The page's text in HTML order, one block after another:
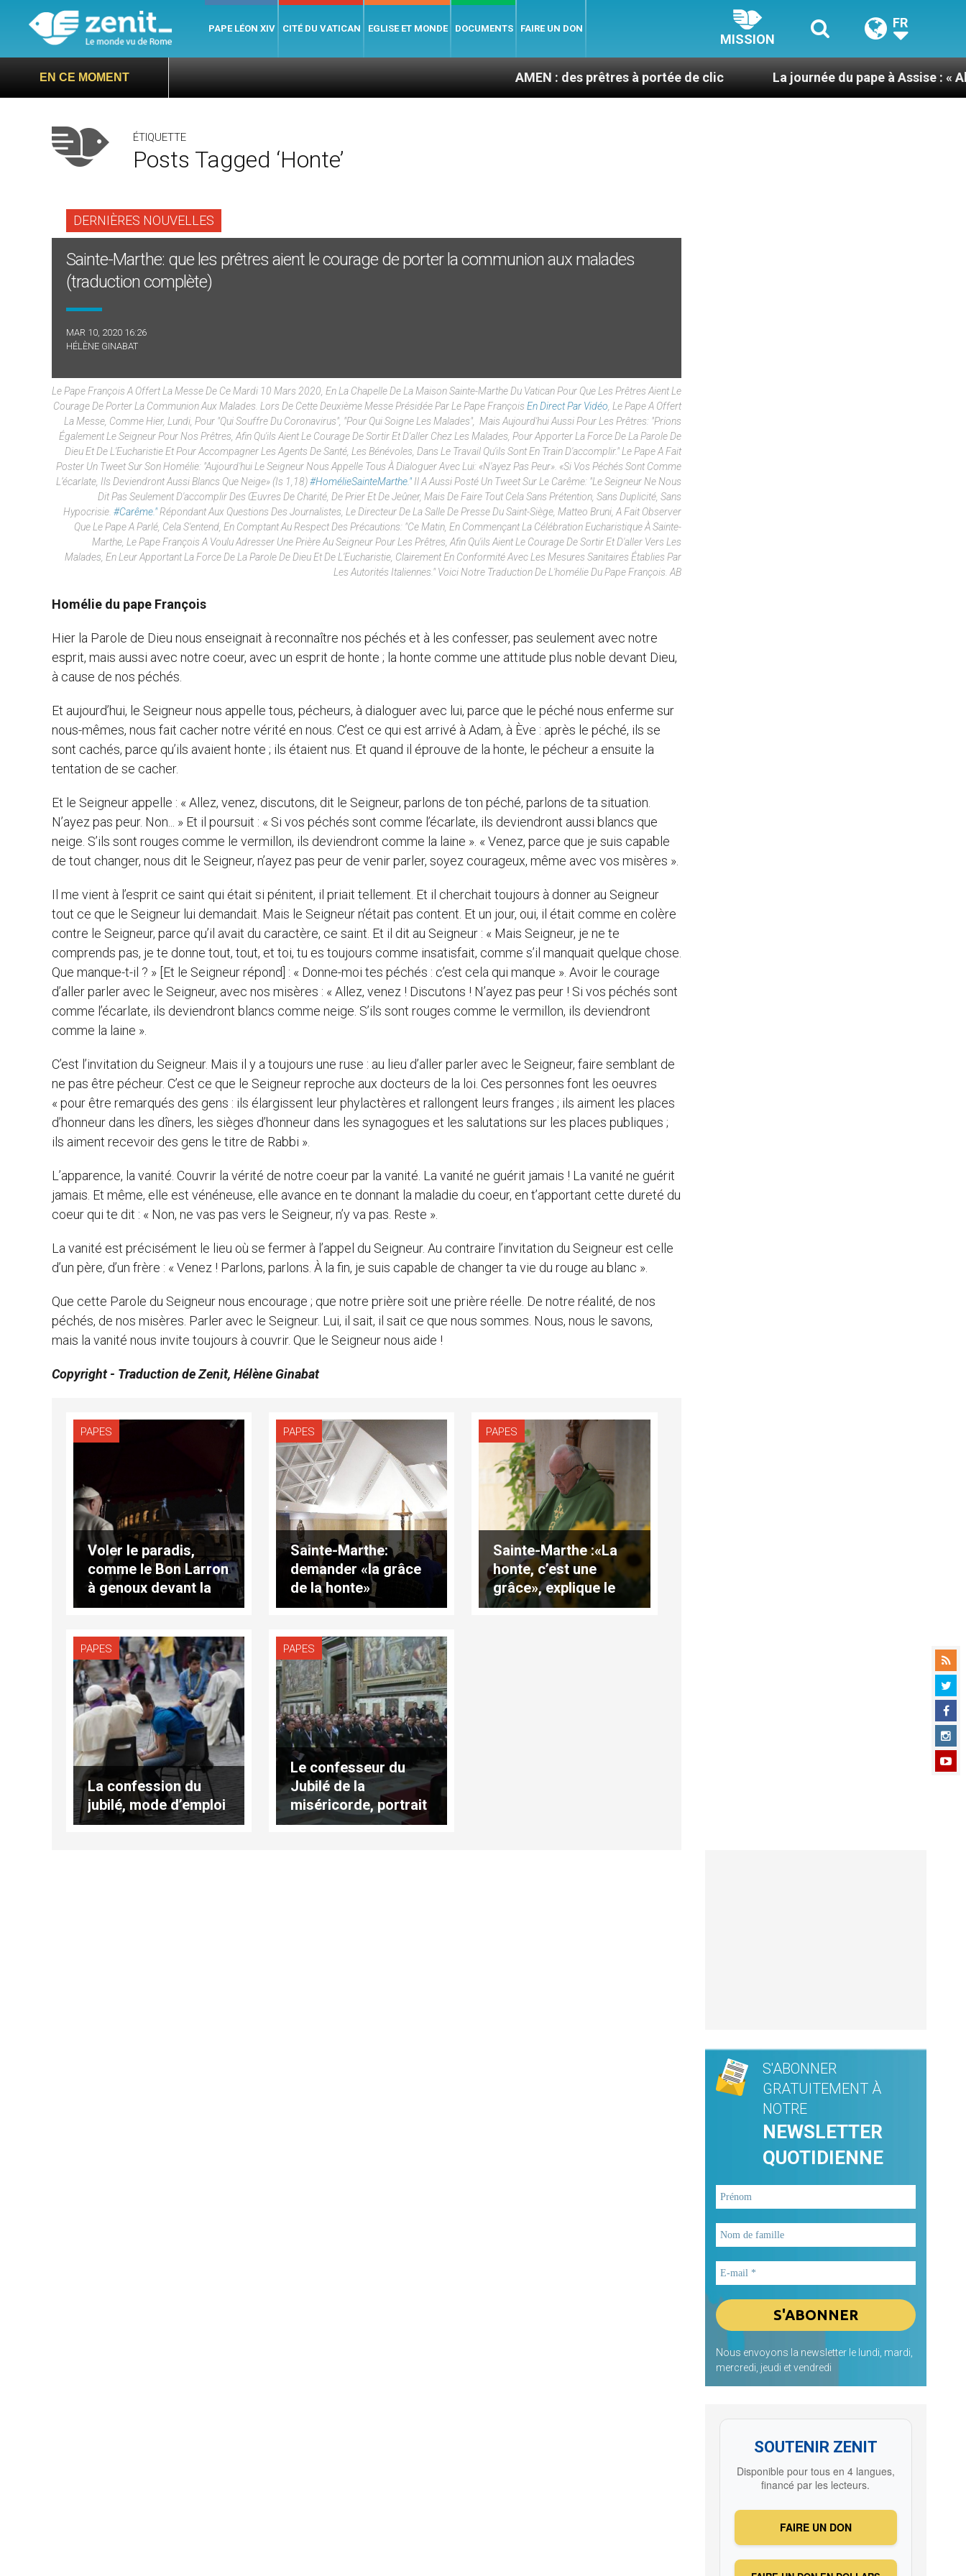
PAPE LÉON XIV CITÉ DU VATICAN EGLISE ET MONDE DOCUMENTS FAIRE UN DON
MISSION
FR
EN CE MOMENT AMEN : des prêtres à portée de clic La journée du pape à Assise : « Allons-y !
ÉTIQUETTE
Posts Tagged ‘honte’
DERNIÈRES NOUVELLES
Sainte-Marthe: que les prêtres aient le courage de porter la communion aux malades
(traduction complète)
MAR 10, 2020 16:26
HÉLÈNE GINABAT
Le Pape François A Offert La Messe De Ce Mardi 10 Mars 2020, En La Chapelle De La Maison Sainte-Marthe Du Vatican Pour Que Les Prêtres Aient Le
Courage De Porter La Communion Aux Malades. Lors De Cette Deuxième Messe Présidée Par Le Pape François En Direct Par Vidéo , Le Pape A Offert
La Messe, Comme Hier, Lundi, Pour "qui Souffre Du Coronavirus", "pour Qui Soigne Les Malades", Mais Aujourd'hui Aussi Pour Les Prêtres: "Prions
Également Le Seigneur Pour Nos Prêtres, Afin Qu'ils Aient Le Courage De Sortir Et D'aller Chez Les Malades, Pour Apporter La Force De La Parole De
Dieu Et De L'Eucharistie Et Pour Accompagner Les Agents De Santé, Les Bénévoles, Dans Le Travail Qu'ils Sont En Train D'accomplir." Le Pape A Fait
Poster Un Tweet Sur Son Homélie: "Aujourd'hui Le Seigneur Nous Appelle Tous À Dialoguer Avec Lui: «N'ayez Pas Peur». «Si Vos Péchés Sont Comme
L’écarlate, Ils Deviendront Aussi Blancs Que Neige» (Is 1,18)#HomélieSainteMarthe." Il A Aussi Posté Un Tweet Sur Le Carême: "Le Seigneur Ne Nous
Dit Pas Seulement D'accomplir Des Œuvres De Charité, De Prier Et De Jeûner, Mais De Faire Tout Cela Sans Prétention, Sans Duplicité, Sans
Hypocrisie. #Carême."Répondant Aux Questions Des Journalistes, Le Directeur De La Salle De Presse Du Saint-Siège, Matteo Bruni, A Fait Observer
Que Le Pape A Parlé, Cela S'entend, En Comptant Au Respect Des Précautions: "Ce Matin, En Commençant La Célébration Eucharistique À Sainte-
Marthe, Le Pape François A Voulu Adresser Une Prière Au Seigneur Pour Les Prêtres, Afin Qu'ils Aient Le Courage De Sortir Et D'aller Vers Les
Malades, En Leur Apportant La Force De La Parole De Dieu Et De L'Eucharistie, Clairement En Conformité Avec Les Mesures Sanitaires Établies Par
Les Autorités Italiennes." Voici Notre Traduction De L'homélie Du Pape François. AB
Homélie du pape François
Hier la Parole de Dieu nous enseignait à reconnaître nos péchés et à les confesser, pas seulement avec notre
esprit, mais aussi avec notre coeur, avec un esprit de honte ; la honte comme une attitude plus noble devant Dieu,
à cause de nos péchés.
Et aujourd’hui, le Seigneur nous appelle tous, pécheurs, à dialoguer avec lui, parce que le péché nous enferme sur
nous-mêmes, nous fait cacher notre vérité en nous. C’est ce qui est arrivé à Adam, à Ève : après le péché, ils se
sont cachés, parce qu’ils avaient honte ; ils étaient nus. Et quand il éprouve de la honte, le pécheur a ensuite la
tentation de se cacher.
Et le Seigneur appelle : « Allez, venez, discutons, dit le Seigneur, parlons de ton péché, parlons de ta situation.
N’ayez pas peur. Non... » Et il poursuit : « Si vos péchés sont comme l’écarlate, ils deviendront aussi blancs que
neige. S’ils sont rouges comme le vermillon, ils deviendront comme la laine ». « Venez, parce que je suis capable
de tout changer, nous dit le Seigneur, n’ayez pas peur de venir parler, soyez courageux, même avec vos misères ».
Il me vient à l’esprit ce saint qui était si pénitent, il priait tellement. Et il cherchait toujours à donner au Seigneur
tout ce que le Seigneur lui demandait. Mais le Seigneur n’était pas content. Et un jour, oui, il était comme en colère
contre le Seigneur, parce qu’il avait du caractère, ce saint. Et il dit au Seigneur : « Mais Seigneur, je ne te
comprends pas, je te donne tout, tout, et toi, tu es toujours comme insatisfait, comme s’il manquait quelque chose.
Que manque-t-il ? » [Et le Seigneur répond] : « Donne-moi tes péchés : c’est cela qui manque ». Avoir le courage
d’aller parler avec le Seigneur, avec nos misères : « Allez, venez ! Discutons ! N’ayez pas peur ! Si vos péchés sont
comme l’écarlate, ils deviendront blancs comme neige. S’ils sont rouges comme le vermillon, ils deviendront
comme la laine ».
C’est l’invitation du Seigneur. Mais il y a toujours une ruse : au lieu d’aller parler avec le Seigneur, faire semblant de
ne pas être pécheur. C’est ce que le Seigneur reproche aux docteurs de la loi. Ces personnes font les oeuvres
« pour être remarqués des gens : ils élargissent leur phylactères et rallongent leurs franges ; ils aiment les places
d’honneur dans les dîners, les sièges d’honneur dans les synagogues et les salutations sur les places publiques ;
ils aiment recevoir des gens le titre de Rabbi ».
L’apparence, la vanité. Couvrir la vérité de notre coeur par la vanité. La vanité ne guérit jamais ! La vanité ne guérit
jamais. Et même, elle est vénéneuse, elle avance en te donnant la maladie du coeur, en t’apportant cette dureté du
coeur qui te dit : « Non, ne vas pas vers le Seigneur, n’y va pas. Reste ».
La vanité est précisément le lieu où se fermer à l’appel du Seigneur. Au contraire l’invitation du Seigneur est celle
d’un père, d’un frère : « Venez ! Parlons, parlons. À la fin, je suis capable de changer ta vie du rouge au blanc ».
Que cette Parole du Seigneur nous encourage ; que notre prière soit une prière réelle. De notre réalité, de nos
péchés, de nos misères. Parler avec le Seigneur. Lui, il sait, il sait ce que nous sommes. Nous, nous le savons,
mais la vanité nous invite toujours à couvrir. Que le Seigneur nous aide !
Copyright - Traduction de Zenit, Hélène Ginabat
PAPES
Voler le paradis,
comme le Bon Larron
à genoux devant la
miséricorde!
complète)
PAPES
Sainte-Marthe:
demander «la grâce
de la honte»
PAPES
Sainte-Marthe :«La
honte, c’est une
grâce», explique le
pape François
PAPES
La confession du
jubilé, mode d’emploi
PAPES
Le confesseur du
Jubilé de la
miséricorde, portrait
robot (traduction
S'ABONNER
GRATUITEMENT À
NOTRE
NEWSLETTER
QUOTIDIENNE
Nous envoyons la newsletter le lundi, mardi,
mercredi, jeudi et vendredi
SOUTENIR ZENIT
Disponible pour tous en 4 langues,
financé par les lecteurs.
FAIRE UN DON